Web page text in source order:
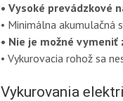
• Vysoké prevádzkové
• Minimálna akumulačná
• Nie je možné
• Vykurovacia rohož sa
Vykurovania